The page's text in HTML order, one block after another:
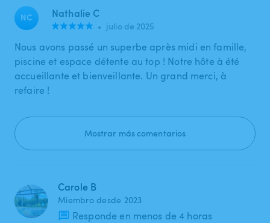
NC Nathalie C
• julio de 2025
Nous avons passé un superbe après midi en famille,
piscine et espace détente au top ! Notre hôte à été
accueillante et bienveillante. Un grand merci, à
refaire !
Mostrar más comentarios
Carole B
Miembro desde 2023
Responde en menos de 4 horas